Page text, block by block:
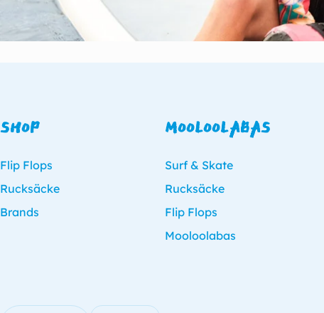
SHOP
Flip Flops
Rucksäcke
Brands
MOOLOOLABAS
Surf & Skate
Rucksäcke
Flip Flops
Mooloolabas